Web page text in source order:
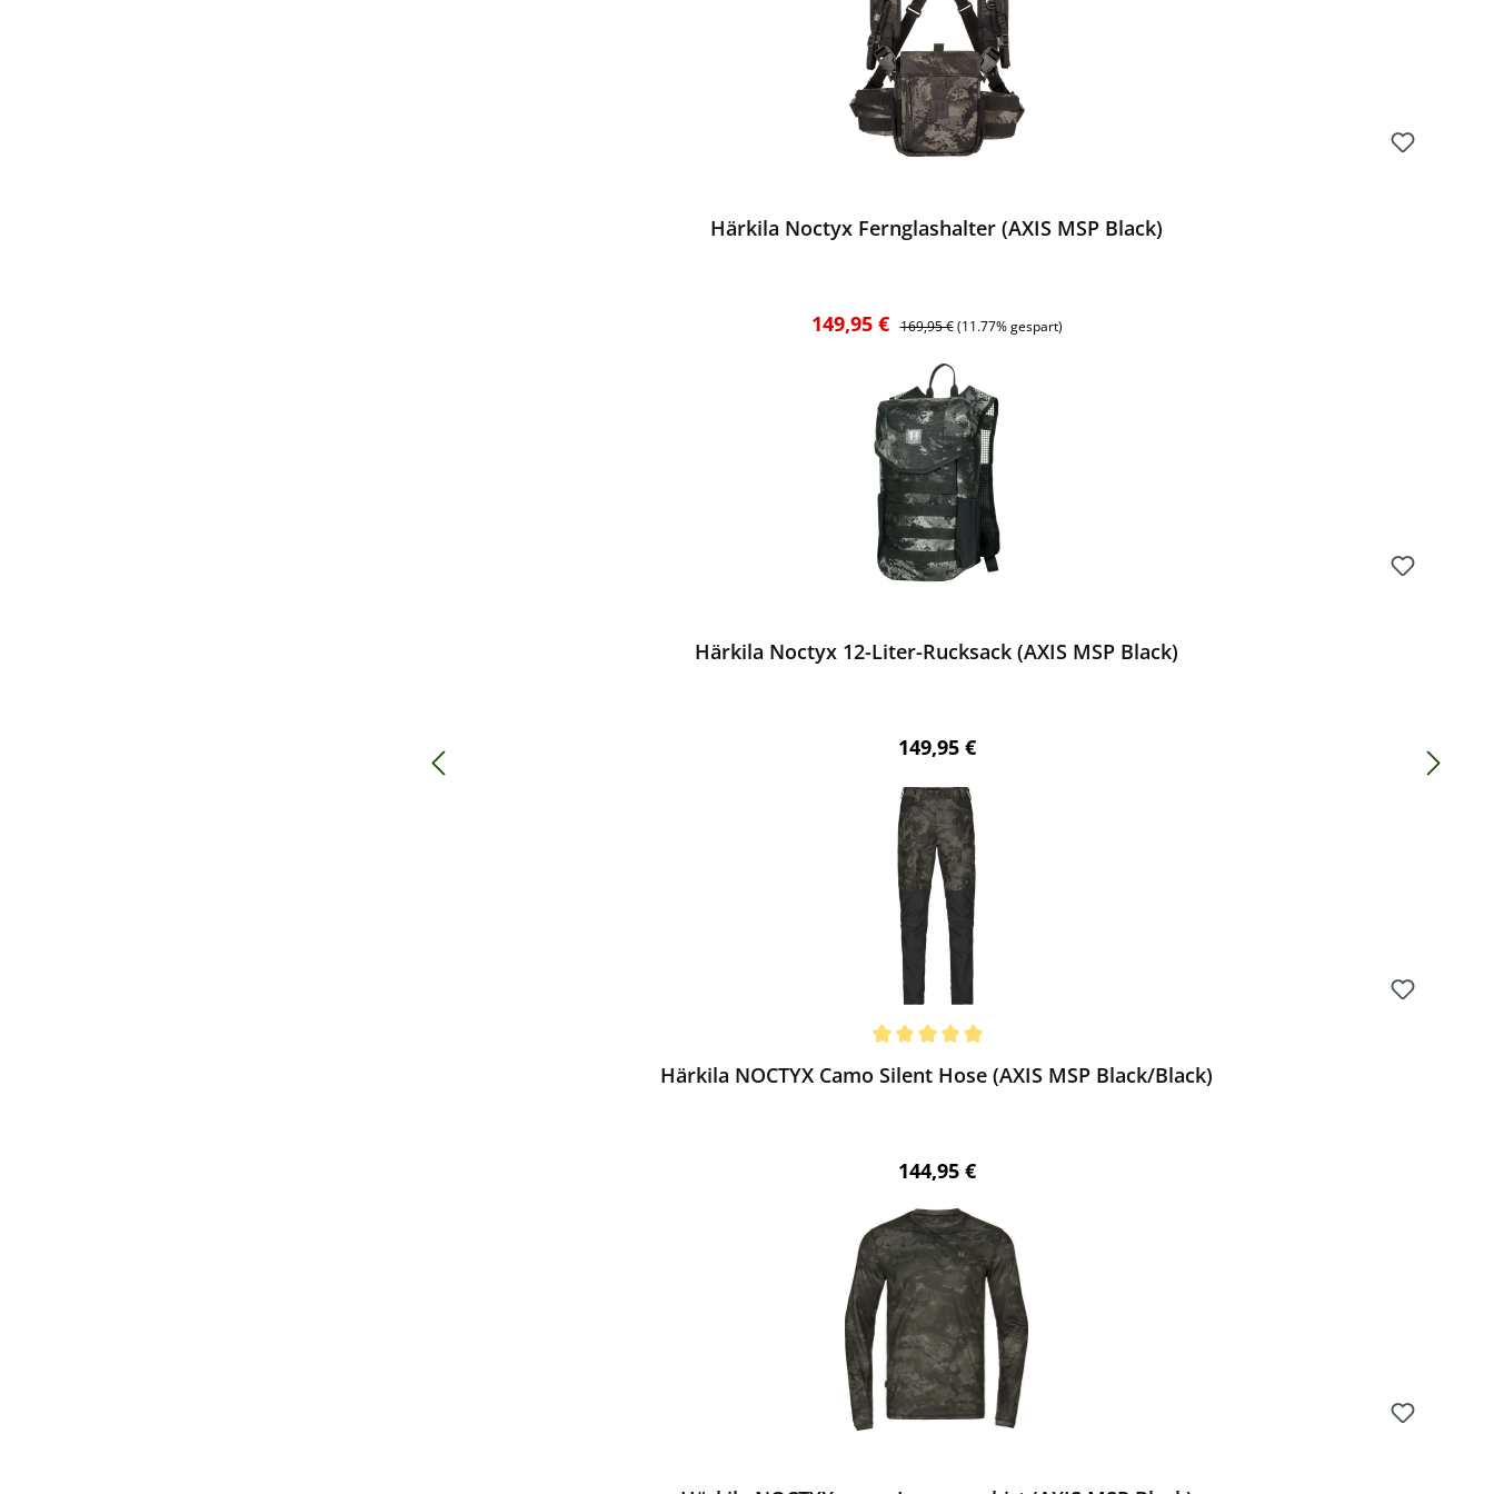
Härkila Noctyx Fernglashalter (AXIS MSP Black)
Verkaufspreis:
149,95 € Regulärer Preis:
169,95 € (11.77% gespart)
Härkila Noctyx 12-Liter-Rucksack (AXIS MSP Black)
Regulärer Preis:
149,95 €
Härkila NOCTYX Camo Silent Hose (AXIS MSP Black/Black)
Regulärer Preis:
144,95 €